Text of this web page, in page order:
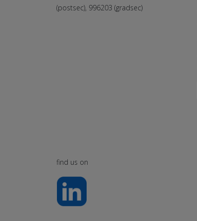
(postsec), 996203 (gradsec)
find us on